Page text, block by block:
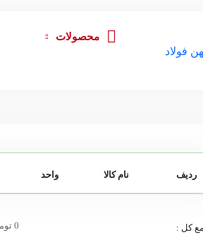
محصولات
ردیف نام کالا واحد
کل : 0 تومان